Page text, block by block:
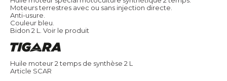
Moteurs terrestres avec ou sans injection directe.
Anti-usure.
Couleur bleu.
Bidon 2 L.
Voir le produit
Huile moteur 2 temps de synthèse 2 L
Article SCAR